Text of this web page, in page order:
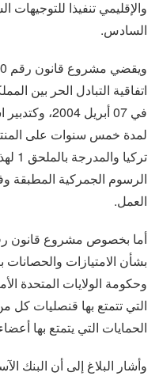
والإقليمي تنفيذا
السادس.
اتفاقية التبادل الحر بين
في 07 أبريل
لمدة خمس سنوات على
الرسوم الجمركية المطبقة
العمل.
بشأن الامتيازات والحصانات
وحكومة الولايات المتحدة
التي تتمتع بها قنصليات كل
الحمايات التي يتمتع بها
وأشار البلاغ إلى أن البنك